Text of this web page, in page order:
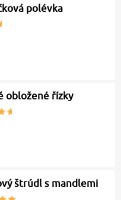
polévka
obložené řízky
štrúdl s mandlemi